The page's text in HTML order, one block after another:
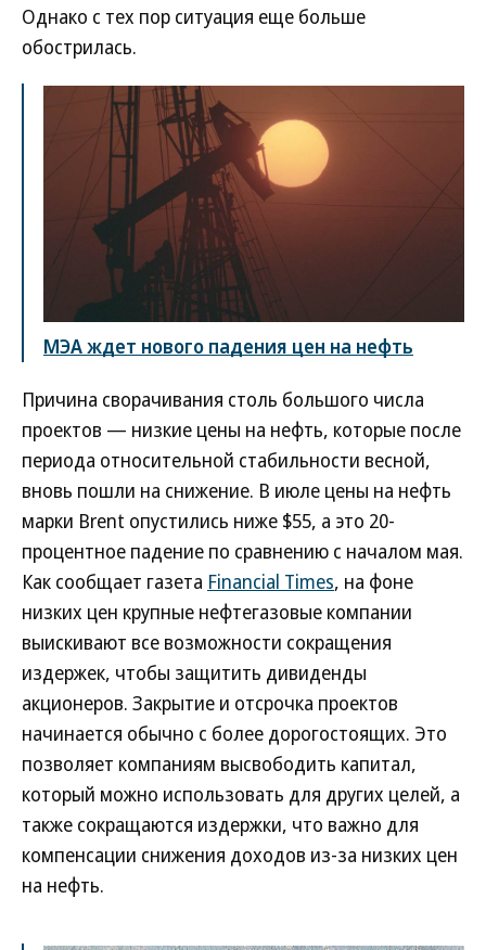
Однако с тех пор ситуация еще больше
обострилась.
МЭА ждет нового падения цен на нефть
Причина сворачивания столь большого числа
проектов — низкие цены на нефть, которые после
периода относительной стабильности весной,
вновь пошли на снижение. В июле цены на нефть
марки Brent опустились ниже $55, а это 20-
процентное падение по сравнению с началом мая.
Как сообщает газета Financial Times, на фоне
низких цен крупные нефтегазовые компании
выискивают все возможности сокращения
издержек, чтобы защитить дивиденды
акционеров. Закрытие и отсрочка проектов
начинается обычно с более дорогостоящих. Это
позволяет компаниям высвободить капитал,
который можно использовать для других целей, а
также сокращаются издержки, что важно для
компенсации снижения доходов из-за низких цен
на нефть.